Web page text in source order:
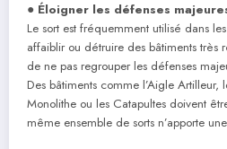
● Éloigner les défenses
Le sort est fréquemment utilisé dans
affaiblir ou détruire des bâtiments très
de ne pas regrouper les défenses
Des bâtiments comme l’Aigle Artilleur,
Monolithe ou les Catapultes doivent
même ensemble de sorts n’apporte